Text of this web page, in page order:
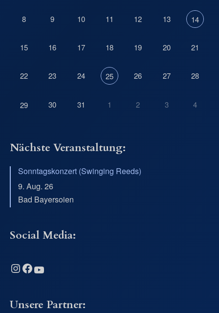
8 9 10 11 12 13 14
15 16 17 18 19 20 21
22 23 24 25 26 27 28
29 30 31 1 2 3 4
Nächste Veranstaltung:
Sonntagskonzert (Swinging Reeds)
9. Aug. 26
Bad Bayersoien
Social Media:
Instagram Facebook YouTube
Unsere Partner: